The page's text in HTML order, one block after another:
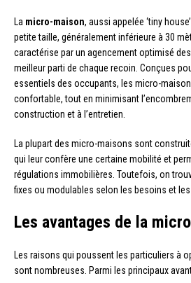
La micro-maison, aussi appelée ‘tiny
petite taille, généralement inférieure à 30
caractérise par un agencement optimisé
meilleur parti de chaque recoin. Conçues
essentiels des occupants, les micro-
confortable, tout en minimisant
construction et à l’entretien.
La plupart des micro-maisons sont
qui leur confère une certaine mobilité et
régulations immobilières. Toutefois, on
fixes ou modulables selon les besoins et
Les avantages de la
Les raisons qui poussent les particuliers à
sont nombreuses. Parmi les principaux